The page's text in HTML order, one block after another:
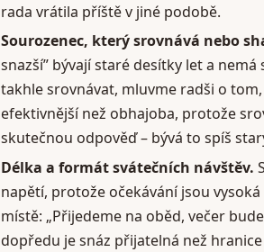
rada vrátila příště v jiné podobě.
Sourozenec, který srovnává nebo
snazší” bývají staré desítky let a
takhle srovnávat, mluvme radši o
efektivnější než obhajoba, protože
skutečnou odpověď – bývá to spíš
Délka a formát svátečních návštěv.
napětí, protože očekávání jsou
místě: „Přijedeme na oběd, večer
dopředu je snáz přijatelná než